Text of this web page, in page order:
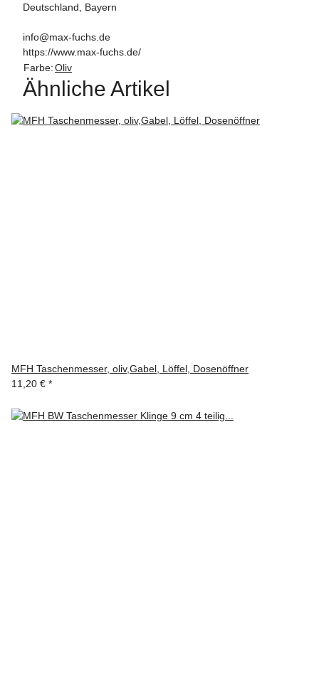
Deutschland, Bayern
info@max-fuchs.de
https://www.max-fuchs.de/
Farbe:Oliv
Ähnliche Artikel
MFH Taschenmesser, oliv,Gabel, Löffel, Dosenöffner
11,20 € *